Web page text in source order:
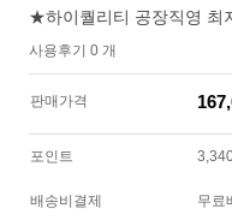
★하이퀄리티 공장직영 최
사용후기 0 개
판매가격
포인트
배송비결제 무료